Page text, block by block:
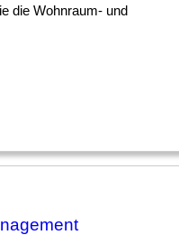
die Wohnraum- und